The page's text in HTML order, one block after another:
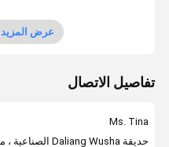
عرض المزيد
تفاصيل الاتصال
Ms. Tina